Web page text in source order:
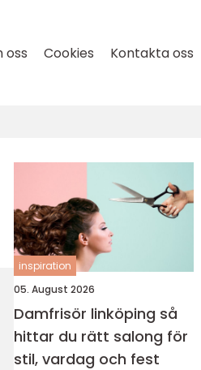
oss Cookies Kontakta oss
inspiration
05. August 2026
Damfrisör linköping så
hittar du rätt salong för
stil, vardag och fest